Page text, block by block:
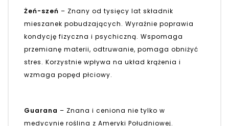
Żeń-szeń – Znany od tysięcy lat składnik
mieszanek pobudzających. Wyraźnie poprawia
kondycję fizyczna i psychiczną. Wspomaga
przemianę materii, odtruwanie, pomaga obniżyć
stres. Korzystnie wpływa na układ krążenia i
wzmaga popęd płciowy.
Guarana – Znana i ceniona nie tylko w
medycynie roślina z Ameryki Południowej.